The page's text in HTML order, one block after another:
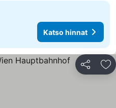
Katso hinnat
Jaa